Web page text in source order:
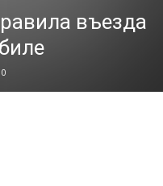
въезда
0